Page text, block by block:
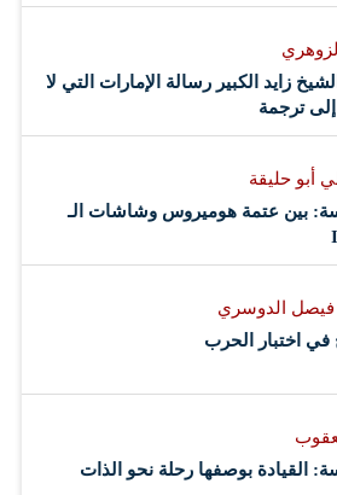
زايد الكبير رسالة الإمارات التي لا
ترجمة
أبو حليقة
بين عتمة هوميروس وشاشات الـ
الدوسري
في اختبار الحرب
القيادة بوصفها رحلة نحو الذات